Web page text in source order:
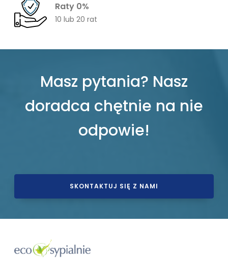
Raty 0%
10 lub 20 rat
Masz pytania? Nasz
doradca chętnie na nie
odpowie!
SKONTAKTUJ SIĘ Z NAMI